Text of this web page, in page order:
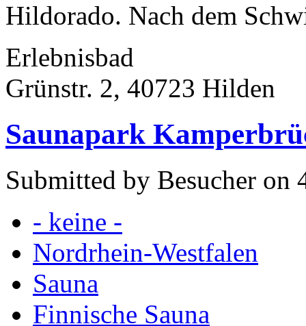
Hildorado. Nach dem
Erlebnisbad
Grünstr. 2, 40723 Hilden
Saunapark
Submitted by Besucher on
- keine -
Nordrhein-Westfalen
Sauna
Finnische Sauna